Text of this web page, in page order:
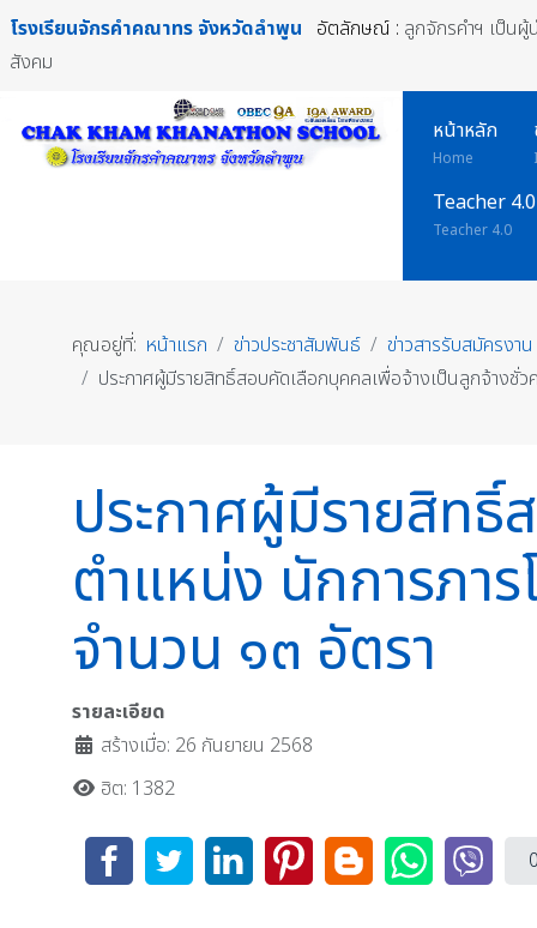
โรงเรียนจักรคำคณาทร จังหวัดลำพูน อัตลักษณ์ : ลูกจักรคำฯ เป็น
สังคม
หน้าหลัก
Home
Teacher 4.0
Teacher 4.0
คุณอยู่ที่: หน้าแรก ข่าวประชาสัมพันธ์
ข่าวสารรับสมัครงาน
ประกาศผู้มีรายสิทธิ์สอบคัดเลือกบุคคลเพื่อจ้างเป็นลูกจ้างชั่
ประกาศผู้มีรายสิทธิ์
ตำแหน่ง นักการภา
จำนวน ๑๓ อัตรา
รายละเอียด
สร้างเมื่อ: 26 กันยายน 2568
ฮิต: 1382
0